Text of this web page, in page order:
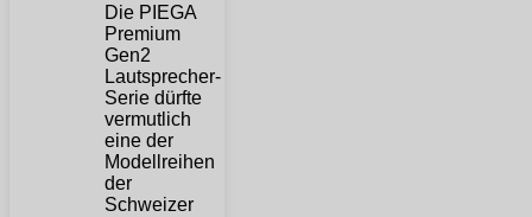
Die PIEGA
Premium
Gen2
Lautsprecher-
Serie dürfte
vermutlich
eine der
Modellreihen
der
Schweizer